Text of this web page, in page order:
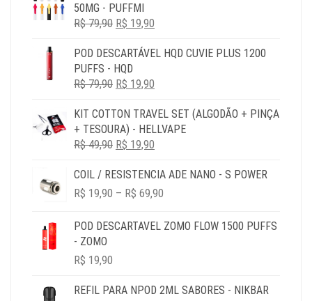
50MG - PUFFMI
R$79,90 O
ORIGINAL
ERA:
R$ 79,90.
R$ 19,90
ATUAL
POD DESCARTÁVEL HQD CUVIE PLUS 1200
PUFFS - HQD
R$79,90 O
ORIGINAL
ERA:
R$ 79,90.
R$ 19,90
ATUAL
É:
KIT COTTON TRAVEL SET (ALGODÃO + PINÇA
+ TESOURA) - HELLVAPE
R$49,90 O
ORIGINAL
ERA:
R$ 19,90
ATUAL
É:
COIL / RESISTENCIA ADE NANO - S POWER
R$ 19,90 – R$ 69,90
R$ 19,90
POD DESCARTAVEL ZOMO FLOW 1500 PUFFS
- ZOMO
R$ 19,90
REFIL PARA NPOD 2ML SABORES - NIKBAR